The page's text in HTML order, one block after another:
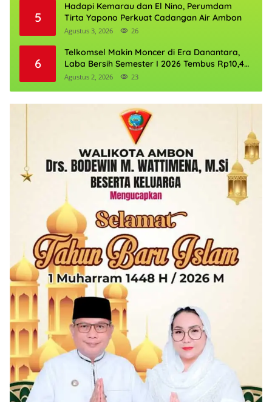
5
Hadapi Kemarau dan El Nino, Perumdam
Tirta Yapono Perkuat Cadangan Air Ambon
Agustus 3, 2026 26
6
Telkomsel Makin Moncer di Era Danantara,
Laba Bersih Semester I 2026 Tembus Rp10,4
Triliun
Agustus 2, 2026 23